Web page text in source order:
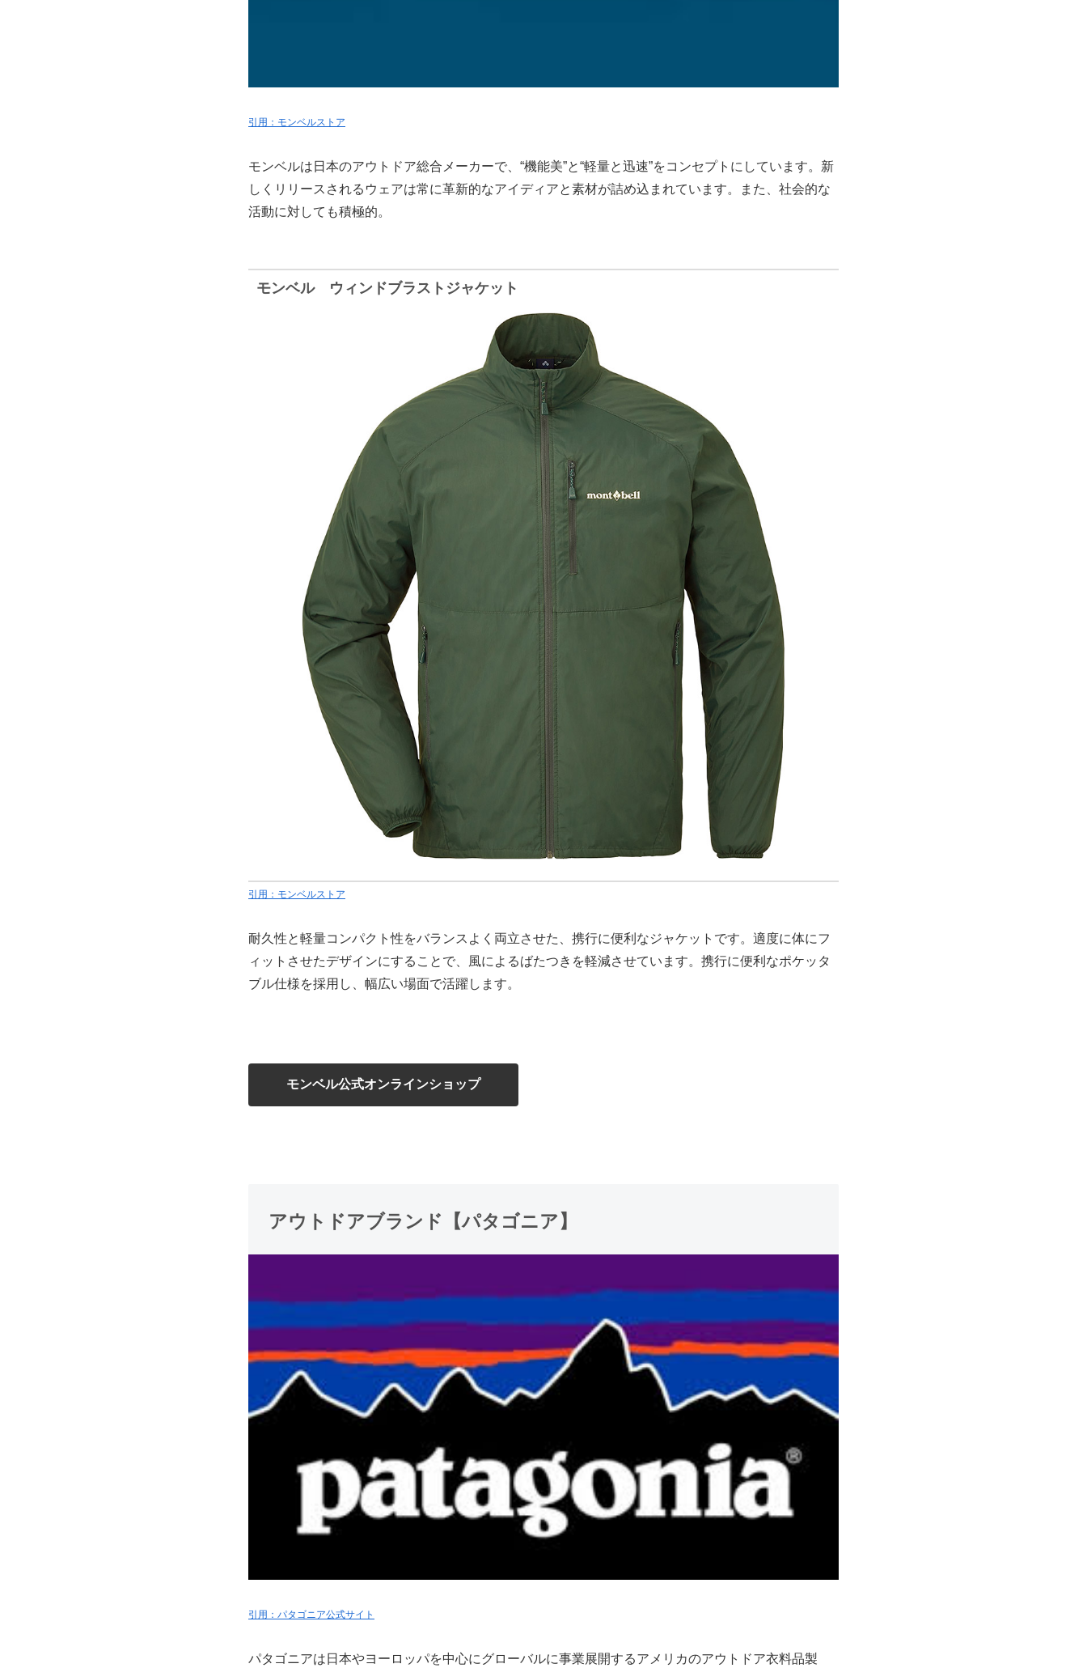
引用：モンベルストア
モンベルは日本のアウトドア総合メーカーで、“機能美”と“軽量と迅速”をコンセプトにしています。新
しくリリースされるウェアは常に革新的なアイディアと素材が詰め込まれています。また、社会的な
活動に対しても積極的。
モンベル ウィンドブラストジャケット
引用：モンベルストア
耐久性と軽量コンパクト性をバランスよく両立させた、携行に便利なジャケットです。適度に体にフ
ィットさせたデザインにすることで、風によるばたつきを軽減させています。携行に便利なポケッタ
ブル仕様を採用し、幅広い場面で活躍します。
モンベル公式オンラインショップ
アウトドアブランド【パタゴニア】
引用：パタゴニア公式サイト
パタゴニアは日本やヨーロッパを中心にグローバルに事業展開するアメリカのアウトドア衣料品製